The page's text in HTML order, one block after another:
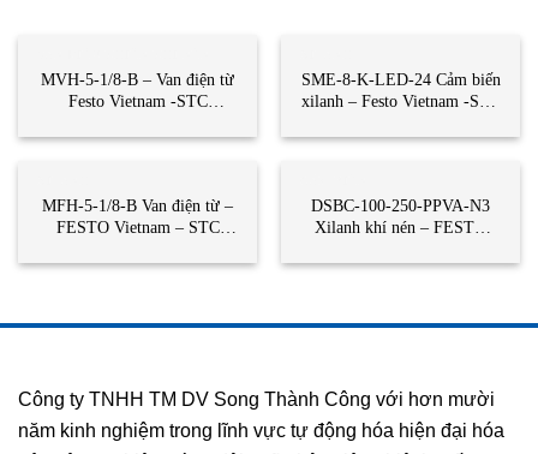
MVH-5-1/8-B – Van điện từ
Festo Vietnam -STC
SME-8-K-LED-24 Cảm biến
xilanh – Festo Vietnam -STC
FESTO
MFH-5-1/8-B Van điện từ –
FESTO Vietnam – STC
FESTO
DSBC-100-250-PPVA-N3
Xilanh khí nén – FESTO
DSBC-100-250-PPVA-N3
Công ty TNHH TM DV Song Thành Công với hơn mười
năm kinh nghiệm trong lĩnh vực tự động hóa hiện đại hóa